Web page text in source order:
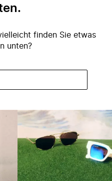
finden Sie etwas
unten?